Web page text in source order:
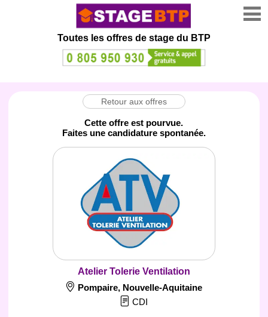
Toutes les offres de stage du BTP
Retour aux offres
Cette offre est pourvue.
Faites une candidature spontanée.
Atelier Tolerie Ventilation
Pompaire, Nouvelle-Aquitaine
CDI